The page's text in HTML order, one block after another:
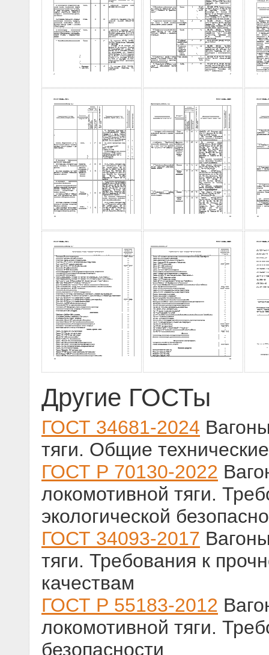
Другие ГОСТы
ГОСТ 34681-2024
тяги. Общие
ГОСТ Р 70130-2022
локомотивной тяги.
экологической
ГОСТ 34093-2017
тяги. Требования к
качествам
ГОСТ Р 55183-2012
локомотивной тяги.
безопасности